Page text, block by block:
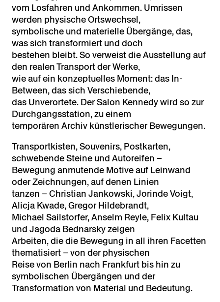
vom Losfahren und Ankommen. Umrissen
werden physische Ortswechsel,
symbolische und materielle Übergänge, das,
was sich transformiert und doch
bestehen bleibt. So verweist die Ausstellung auf
den realen Transport der Werke,
wie auf ein konzeptuelles Moment: das In-
Between, das sich Verschiebende,
das Unverortete. Der Salon Kennedy wird so zur
Durchgangsstation, zu einem
temporären Archiv künstlerischer Bewegungen.
Transportkisten, Souvenirs, Postkarten,
schwebende Steine und Autoreifen –
Bewegung anmutende Motive auf Leinwand
oder Zeichnungen, auf denen Linien
tanzen – Christian Jankowski, Jorinde Voigt,
Alicja Kwade, Gregor Hildebrandt,
Michael Sailstorfer, Anselm Reyle, Felix Kultau
und Jagoda Bednarsky zeigen
Arbeiten, die die Bewegung in all ihren Facetten
thematisiert – von der physischen
Reise von Berlin nach Frankfurt bis hin zu
symbolischen Übergängen und der
Transformation von Material und Bedeutung.